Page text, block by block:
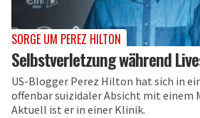
SORGE UM PEREZ HILTON
Selbstverletzung während
US-Blogger Perez Hilton hat sich in
offenbar suizidaler Absicht mit einem
Aktuell ist er in einer Klinik.